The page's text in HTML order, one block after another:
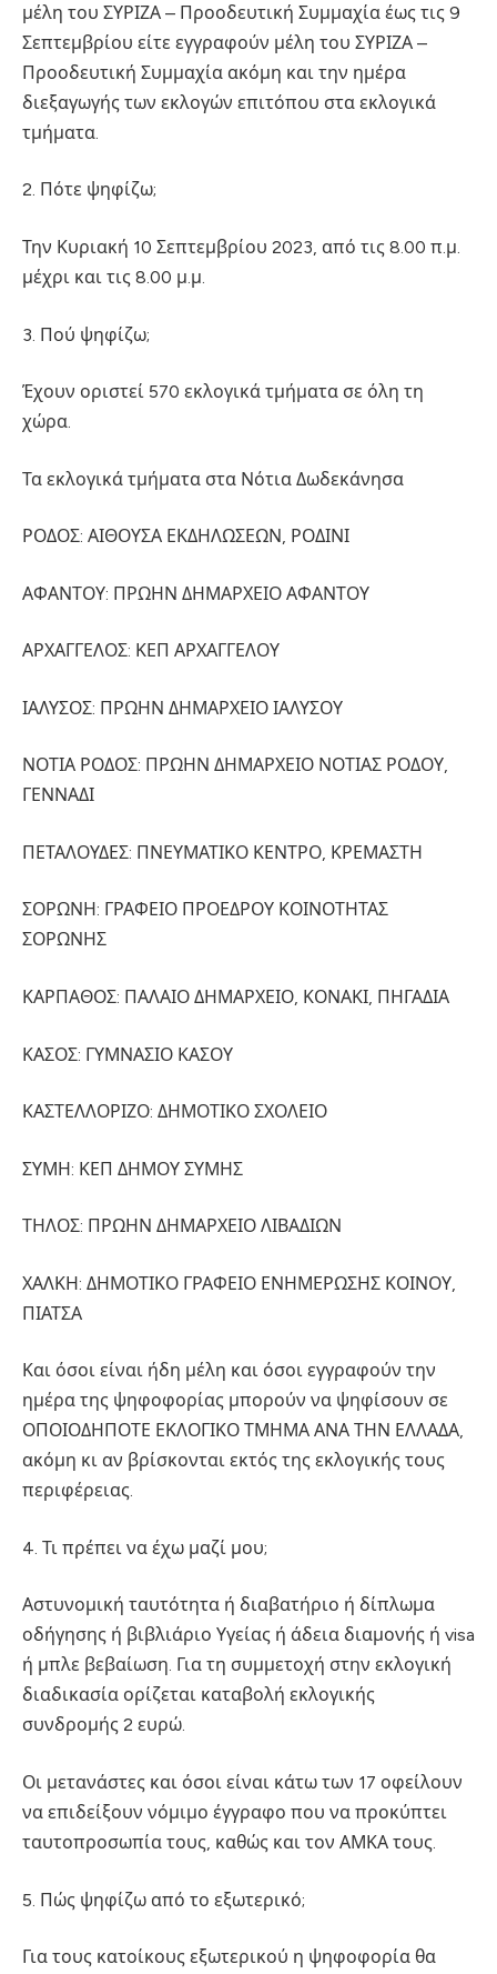
μέλη του ΣΥΡΙΖΑ – Προοδευτική Συμμαχία έως τις 9
Σεπτεμβρίου είτε εγγραφούν μέλη του ΣΥΡΙΖΑ –
Προοδευτική Συμμαχία ακόμη και την ημέρα
διεξαγωγής των εκλογών επιτόπου στα εκλογικά
τμήματα.
2. Πότε ψηφίζω;
Την Κυριακή 10 Σεπτεμβρίου 2023, από τις 8.00 π.μ.
μέχρι και τις 8.00 μ.μ.
3. Πού ψηφίζω;
Έχουν οριστεί 570 εκλογικά τμήματα σε όλη τη
χώρα.
Τα εκλογικά τμήματα στα Νότια Δωδεκάνησα
ΡΟΔΟΣ: ΑΙΘΟΥΣΑ ΕΚΔΗΛΩΣΕΩΝ, ΡΟΔΙΝΙ
ΑΦΑΝΤΟΥ: ΠΡΩΗΝ ΔΗΜΑΡΧΕΙΟ ΑΦΑΝΤΟΥ
ΑΡΧΑΓΓΕΛΟΣ: ΚΕΠ ΑΡΧΑΓΓΕΛΟΥ
ΙΑΛΥΣΟΣ: ΠΡΩΗΝ ΔΗΜΑΡΧΕΙΟ ΙΑΛΥΣΟΥ
ΝΟΤΙΑ ΡΟΔΟΣ: ΠΡΩΗΝ ΔΗΜΑΡΧΕΙΟ ΝΟΤΙΑΣ ΡΟΔΟΥ,
ΓΕΝΝΑΔΙ
ΠΕΤΑΛΟΥΔΕΣ: ΠΝΕΥΜΑΤΙΚΟ ΚΕΝΤΡΟ, ΚΡΕΜΑΣΤΗ
ΣΟΡΩΝΗ: ΓΡΑΦΕΙΟ ΠΡΟΕΔΡΟΥ ΚΟΙΝΟΤΗΤΑΣ
ΣΟΡΩΝΗΣ
ΚΑΡΠΑΘΟΣ: ΠΑΛΑΙΟ ΔΗΜΑΡΧΕΙΟ, ΚΟΝΑΚΙ, ΠΗΓΑΔΙΑ
ΚΑΣΟΣ: ΓΥΜΝΑΣΙΟ ΚΑΣΟΥ
ΚΑΣΤΕΛΛΟΡΙΖΟ: ΔΗΜΟΤΙΚΟ ΣΧΟΛΕΙΟ
ΣΥΜΗ: ΚΕΠ ΔΗΜΟΥ ΣΥΜΗΣ
ΤΗΛΟΣ: ΠΡΩΗΝ ΔΗΜΑΡΧΕΙΟ ΛΙΒΑΔΙΩΝ
ΧΑΛΚΗ: ΔΗΜΟΤΙΚΟ ΓΡΑΦΕΙΟ ΕΝΗΜΕΡΩΣΗΣ ΚΟΙΝΟΥ,
ΠΙΑΤΣΑ
Και όσοι είναι ήδη μέλη και όσοι εγγραφούν την
ημέρα της ψηφοφορίας μπορούν να ψηφίσουν σε
ΟΠΟΙΟΔΗΠΟΤΕ ΕΚΛΟΓΙΚΟ ΤΜΗΜΑ ΑΝΑ ΤΗΝ ΕΛΛΑΔΑ,
ακόμη κι αν βρίσκονται εκτός της εκλογικής τους
περιφέρειας.
4. Τι πρέπει να έχω μαζί μου;
Αστυνομική ταυτότητα ή διαβατήριο ή δίπλωμα
οδήγησης ή βιβλιάριο Υγείας ή άδεια διαμονής ή visa
ή μπλε βεβαίωση. Για τη συμμετοχή στην εκλογική
διαδικασία ορίζεται καταβολή εκλογικής
συνδρομής 2 ευρώ.
Οι μετανάστες και όσοι είναι κάτω των 17 οφείλουν
να επιδείξουν νόμιμο έγγραφο που να προκύπτει
ταυτοπροσωπία τους, καθώς και τον ΑΜΚΑ τους.
5. Πώς ψηφίζω από το εξωτερικό;
Για τους κατοίκους εξωτερικού η ψηφοφορία θα